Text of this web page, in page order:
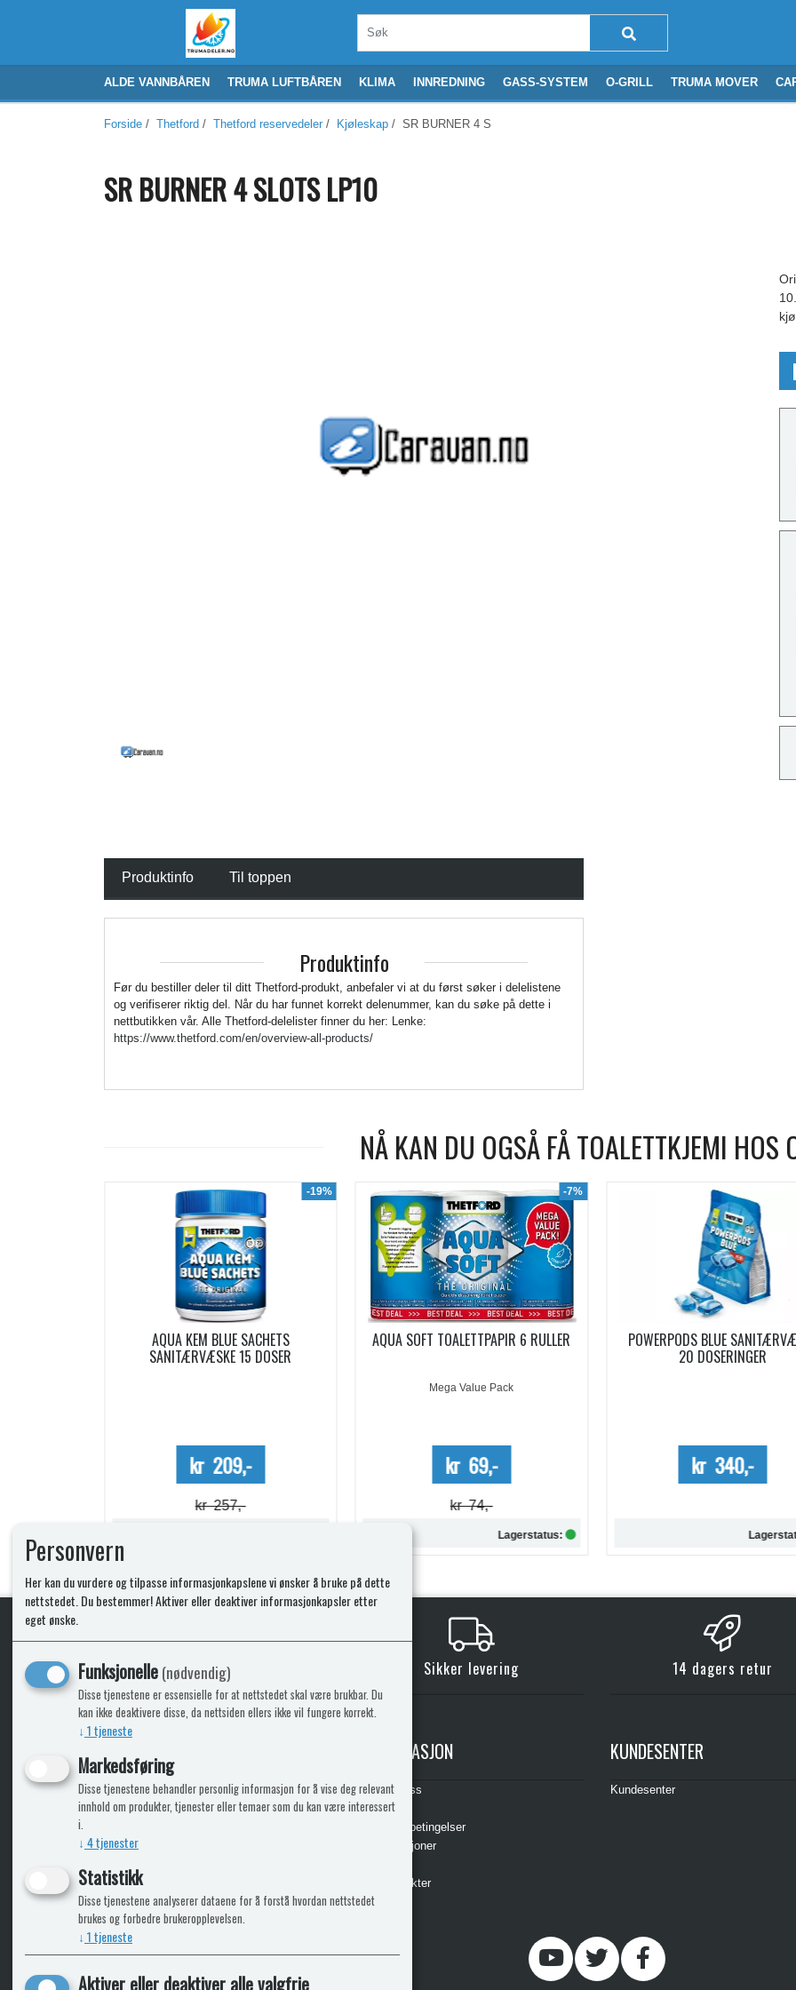
ALDE VANNBÅREN TRUMA LUFTBÅREN KLIMA INNREDNING GASS-SYSTEM O-GRILL TRUMA MOVER
Forside / Thetford / Thetford reservedeler / Kjøleskap / SR BURNER 4 SLOTS LP10
SR BURNER 4 SLOTS LP10
Produktinfo Til toppen
Produktinfo
Før du bestiller deler til ditt Thetford-produkt, anbefaler vi at du først søker i delelistene
og verifiserer riktig del. Når du har funnet korrekt delenummer, kan du søke på dette i
nettbutikken vår. Alle Thetford-delelister finner du her: Lenke:
https://www.thetford.com/en/overview-all-products/
NÅ KAN DU OGSÅ FÅ TOALETTKJEMI HOS
-7%
AQUA SOFT TOALETTPAPIR 6 RULLER
kr 69,-
kr 74,-
Kjøp
POWERPODS BLUE SANITÆRVÆSKE
kr 340,-
Lagerstatus:
SANITÆRVÆSKE AQUA KEM
EUCALYPTUS KONSENTRERT
kr 254,-
KLikk & hent Sikker levering 14 dagers retur
ICARAVANGRUPPEN
Bobilkjeden - iCaravan Tromsø
Caravan.no - når camping er livet
Fritidsvarehuset.no - barn og velvære
INFORMASJON
Kontakt oss
Cookies
Leveringsbetingelser
Reklamasjoner
Alle produkter
KUNDESENTER
Kundesenter
Personvern
Her kan du vurdere og tilpasse informasjonkapslene vi ønsker å bruke på dette
nettstedet. Du bestemmer! Aktiver eller deaktiver informasjonkapsler etter
eget ønske.
Funksjonelle(nødvendig)
Disse tjenestene er essensielle for at nettstedet skal være brukbar. Du
kan ikke deaktivere disse, da nettsiden ellers ikke vil fungere korrekt.
↓ 1tjeneste
Markedsføring
Disse tjenestene behandler personlig informasjon for å vise deg relevant
innhold om produkter, tjenester eller temaer som du kan være interessert
i.
↓ 4tjenester
Statistikk
Disse tjenestene analyserer dataene for å forstå hvordan nettstedet
brukes og forbedre brukeropplevelsen.
↓ 1tjeneste
Aktiver eller deaktiver alle valgfrie